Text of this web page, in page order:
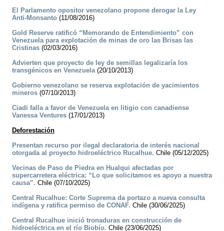
El Parlamento opositor venezolano propone derogar la Ley
Anti-Monsanto (11/08/2016)
Gold Reserve ratificó “Memorando de Entendimiento” con
Venezuela para explotación de minas de oro las Brisas las
Cristinas (02/03/2016)
Advierten que proyecto de ley de semillas legalizaría los
transgénicos en Venezuela(20/10/2013)
Gobierno venezolano se reserva explotación de yacimientos
mineros (07/10/2013)
Ciadi falla a favor de Venezuela en litigio con canadiense
Vanessa Ventures (17/01/2013)
Deforestación
Presentan recurso por ilegal declaratoria de interés nacional
otorgada al proyecto hidroeléctrico Rucalhue. Chile (05/12/2025)
Vecinas de Paso de Piedra en Hualqui afectadas por
supercarretera eléctrica: “Lo que solicitamos es apoyo a nuestra
causa”. Chile (07/10/2025)
Central Rucalhue: Corte Suprema da portazo a nueva consulta
indígena y ratifica permiso de CONAF. Chile (30/06/2025)
Central Rucalhue inició tronaduras en construcción de
hidroeléctrica en el río Biobío. Chile (23/06/2025)